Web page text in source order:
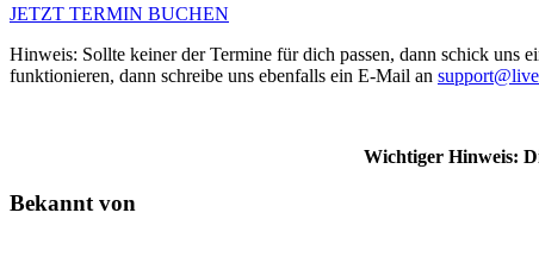
JETZT TERMIN BUCHEN
Hinweis: Sollte keiner der Termine für dich passen, dann schick uns
funktionieren, dann schreibe uns ebenfalls ein E-Mail an
Wichtiger Hinweis:
Bekannt von